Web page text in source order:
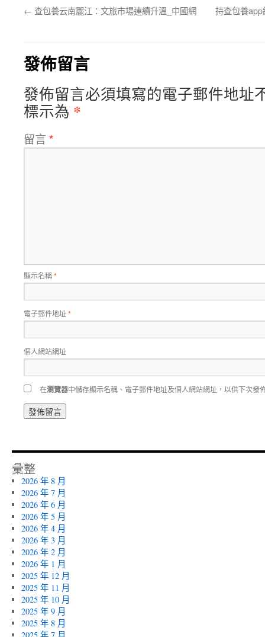
← 查包養云南麗江：文旅市場連續升溫_中國網 持查包養
發佈留言
發佈留言必須填寫的電子郵件地址
標示為 *
留言 *
顯示名稱*
電子郵件地址*
個人網站網址
在瀏覽器中儲存顯示名稱、電子郵件地址及個人網站網址，以供下次發
彙整
2026 年 8 月
2026 年 7 月
2026 年 6 月
2026 年 5 月
2026 年 4 月
2026 年 3 月
2026 年 2 月
2026 年 1 月
2025 年 12 月
2025 年 11 月
2025 年 10 月
2025 年 9 月
2025 年 8 月